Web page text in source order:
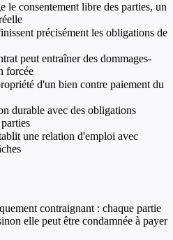
le consentement libre des parties, un
précisément les obligations de
peut entraîner des dommages-
forcée
d'un bien contre paiement du
durable avec des obligations
une relation d'emploi avec
contraignant : chaque partie
elle peut être condamnée à payer